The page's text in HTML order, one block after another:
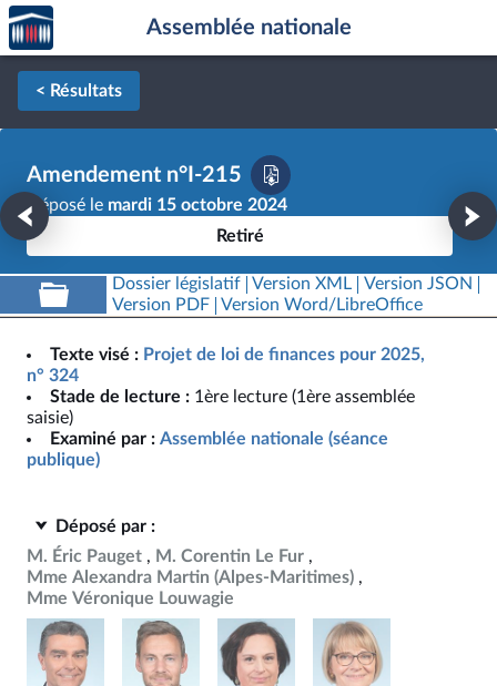
Aller au contenu
Aller en bas de la page
Accèder
à la
page
d'accueil
Assemblée nationale
< Résultats
Amendement n°I-215
Déposé le mardi 15 octobre 2024
Retiré
Dossier législatif Version XML
Version JSON
Version PDF
Version Word/LibreOffice
Texte visé : Projet de loi de finances pour 2025,
n° 324
Stade de lecture : 1ère lecture (1ère assemblée
saisie)
Examiné par : Assemblée nationale (séance
publique)
Déposé par :
M. Éric Pauget
M. Corentin Le Fur
Mme Alexandra Martin (Alpes-Maritimes)
Mme Véronique Louwagie